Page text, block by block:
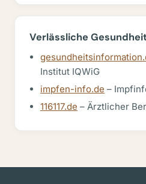
Verlässliche
Institut IQWiG
impfen-info.de –
116117.de – Ärztlicher